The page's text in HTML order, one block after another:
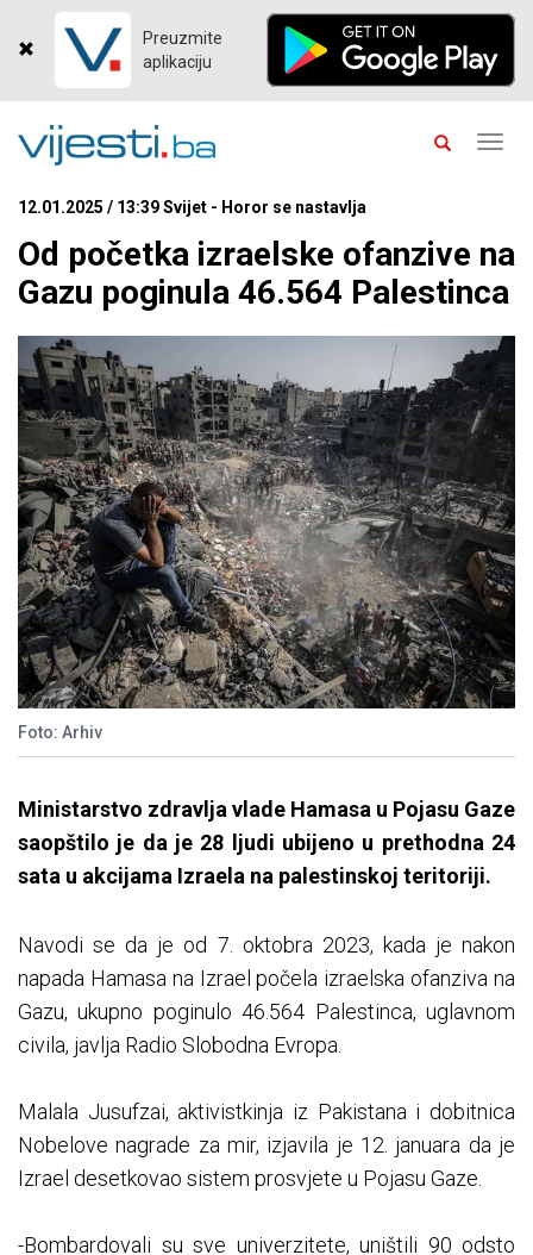
Preuzmite
aplikaciju
12.01.2025 / 13:39 Svijet - Horor se nastavlja
Od početka izraelske ofanzive na
Gazu poginula 46.564 Palestinca
Foto: Arhiv
Ministarstvo zdravlja vlade Hamasa u Pojasu Gaze
saopštilo je da je 28 ljudi ubijeno u prethodna 24
sata u akcijama Izraela na palestinskoj teritoriji.
Navodi se da je od 7. oktobra 2023, kada je nakon
napada Hamasa na Izrael počela izraelska ofanziva na
Gazu, ukupno poginulo 46.564 Palestinca, uglavnom
civila, javlja Radio Slobodna Evropa.
Malala Jusufzai, aktivistkinja iz Pakistana i dobitnica
Nobelove nagrade za mir, izjavila je 12. januara da je
Izrael desetkovao sistem prosvjete u Pojasu Gaze.
-Bombardovali su sve univerzitete, uništili 90 odsto